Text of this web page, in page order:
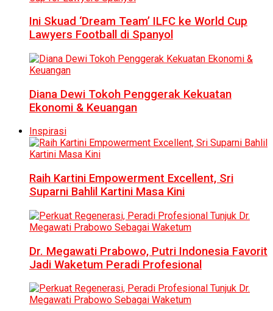
Ini Skuad ‘Dream Team’ ILFC ke World Cup
Lawyers Football di Spanyol
Diana Dewi Tokoh Penggerak Kekuatan
Ekonomi & Keuangan
Inspirasi
Raih Kartini Empowerment Excellent, Sri
Suparni Bahlil Kartini Masa Kini
Dr. Megawati Prabowo, Putri Indonesia Favorit
Jadi Waketum Peradi Profesional